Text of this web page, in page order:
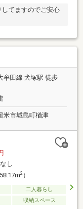
してますのでご安心
牟田線 犬塚駅 徒歩
米市城島町楢津
なし
2）
二人暮らし
収納スペース